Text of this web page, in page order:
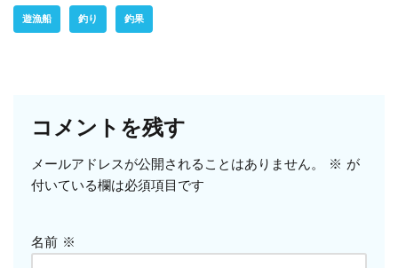
遊漁船 釣り 釣果
コメントを残す
メールアドレスが公開されることはありません。 ※ が
付いている欄は必須項目です
名前 ※